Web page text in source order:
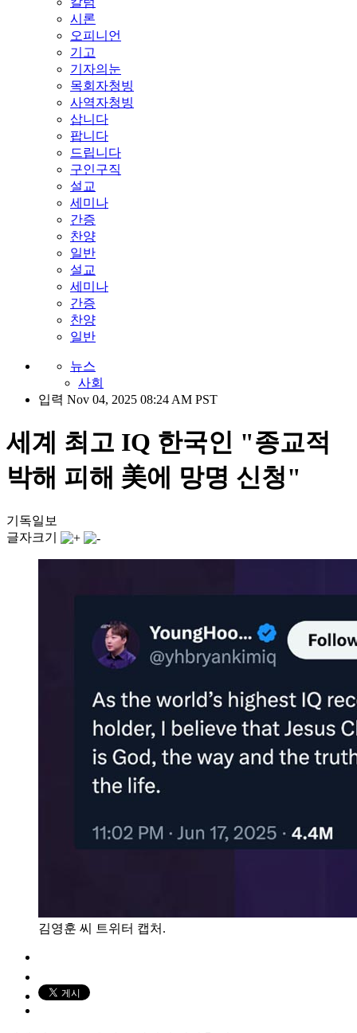
시론
오피니언
기고
기자의눈
목회자청빙
사역자청빙
삽니다
팝니다
드립니다
구인구직
설교
세미나
간증
찬양
일반
설교
세미나
간증
찬양
일반
뉴스
사회
입력 Nov 04, 2025 08:24 AM PST
세계 최고 IQ 한국인 "종교적
박해 피해 美에 망명 신청"
기독일보
글자크기
김영훈 씨 트위터 캡처.